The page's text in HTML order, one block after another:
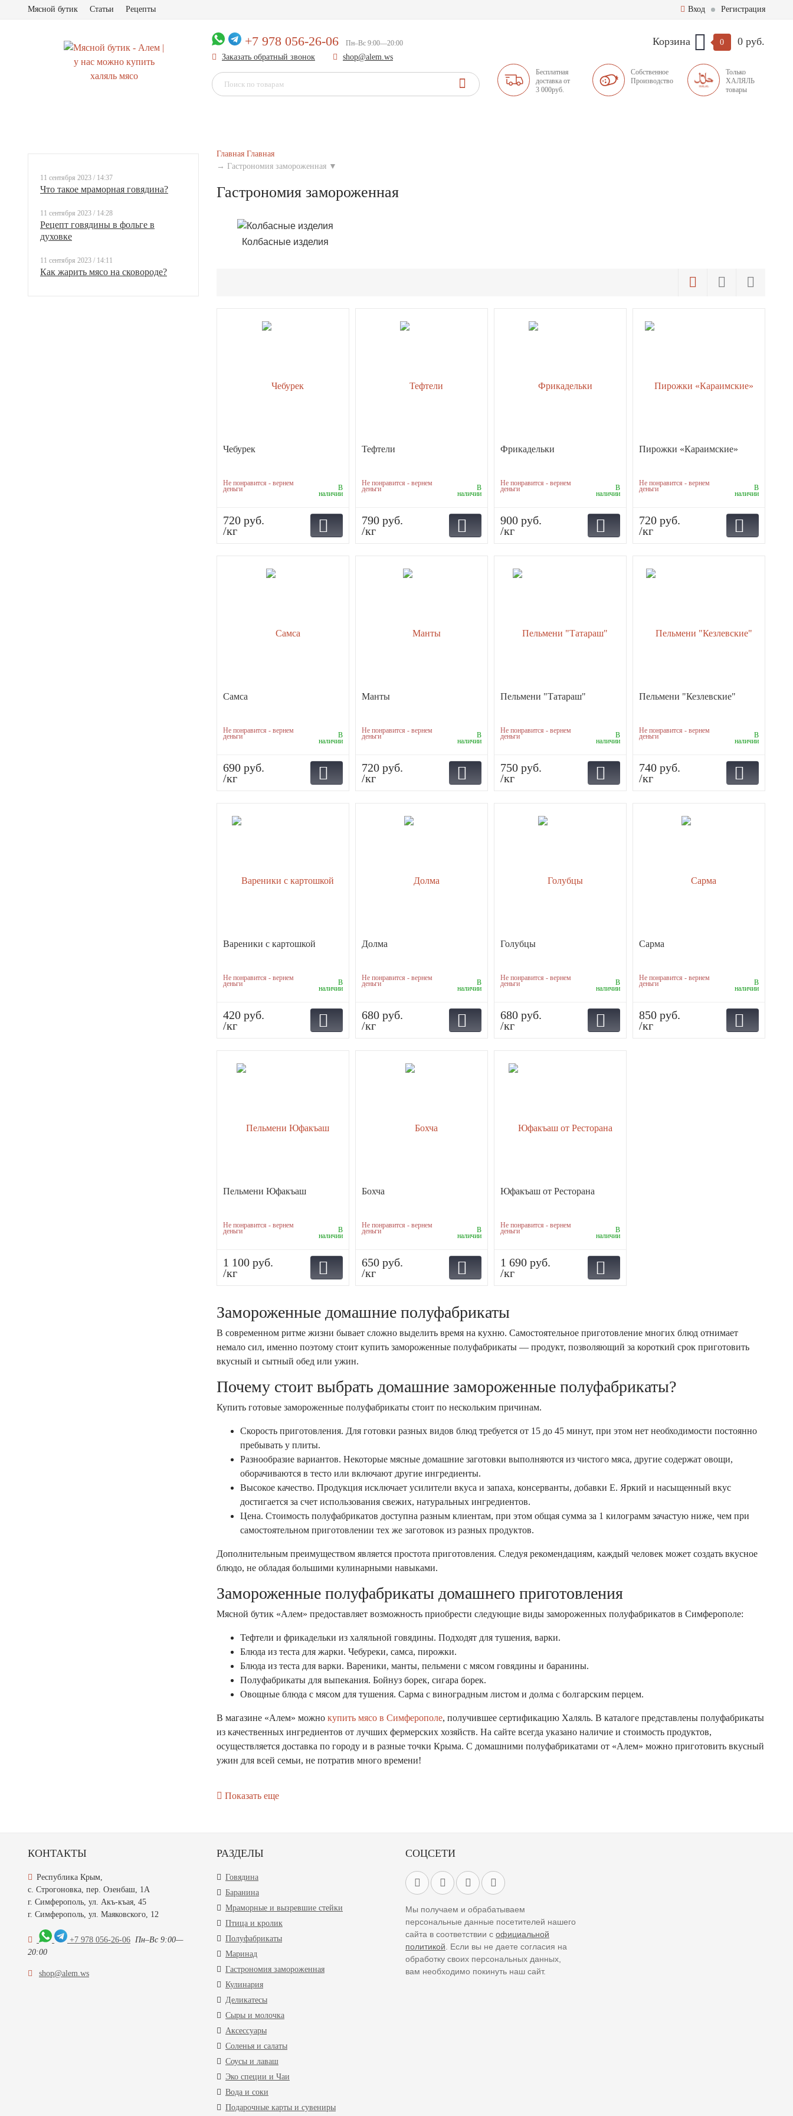
Мясной бутик Статьи Рецепты Вход Регистрация
+7 978 056-26-06 Пн–Вс 9:00—20:00
Заказать обратный звонок shop@alem.ws
Корзина 0 0 руб.
Бесплатная
доставка от
3 000руб.
Собственное
Производство
Только
ХАЛЯЛЬ
товары
11 сентября 2023 / 14:37
Что такое мраморная говядина?
11 сентября 2023 / 14:28
Рецепт говядины в фольге в
духовке
11 сентября 2023 / 14:11
Как жарить мясо на сковороде?
Главная Главная
→ Гастрономия замороженная ▼
Гастрономия замороженная
Колбасные изделия
Чебурек
Не понравится - вернем
деньги В
наличии
720 руб.
/кг
Тефтели
Не понравится - вернем
деньги В
наличии
790 руб.
/кг
Фрикадельки
Не понравится - вернем
деньги В
наличии
900 руб.
/кг
Пирожки «Караимские»
Не понравится - вернем
деньги В
наличии
720 руб.
/кг
Самса
Не понравится - вернем
деньги В
наличии
690 руб.
/кг
Манты
Не понравится - вернем
деньги В
наличии
720 руб.
/кг
Пельмени "Татараш"
Не понравится - вернем
деньги В
наличии
750 руб.
/кг
Пельмени "Кезлевские"
Не понравится - вернем
деньги В
наличии
740 руб.
/кг
Вареники с картошкой
Не понравится - вернем
деньги В
наличии
420 руб.
/кг
Долма
Не понравится - вернем
деньги В
наличии
680 руб.
/кг
Голубцы
Не понравится - вернем
деньги В
наличии
680 руб.
/кг
Сарма
Не понравится - вернем
деньги В
наличии
850 руб.
/кг
Пельмени Юфакъаш
Не понравится - вернем
деньги В
наличии
1 100 руб.
/кг
Бохча
Не понравится - вернем
деньги В
наличии
650 руб.
/кг
Юфакъаш от Ресторана
Не понравится - вернем
деньги В
наличии
1 690 руб.
/кг
Замороженные домашние полуфабрикаты
В современном ритме жизни бывает сложно выделить время на кухню. Самостоятельное приготовление многих блюд отнимает
немало сил, именно поэтому стоит купить замороженные полуфабрикаты — продукт, позволяющий за короткий срок приготовить
вкусный и сытный обед или ужин.
Почему стоит выбрать домашние замороженные полуфабрикаты?
Купить готовые замороженные полуфабрикаты стоит по нескольким причинам.
Скорость приготовления. Для готовки разных видов блюд требуется от 15 до 45 минут, при этом нет необходимости постоянно
пребывать у плиты.
Разнообразие вариантов. Некоторые мясные домашние заготовки выполняются из чистого мяса, другие содержат овощи,
оборачиваются в тесто или включают другие ингредиенты.
Высокое качество. Продукция исключает усилители вкуса и запаха, консерванты, добавки E. Яркий и насыщенный вкус
достигается за счет использования свежих, натуральных ингредиентов.
Цена. Стоимость полуфабрикатов доступна разным клиентам, при этом общая сумма за 1 килограмм зачастую ниже, чем при
самостоятельном приготовлении тех же заготовок из разных продуктов.
Дополнительным преимуществом является простота приготовления. Следуя рекомендациям, каждый человек может создать вкусное
блюдо, не обладая большими кулинарными навыками.
Замороженные полуфабрикаты домашнего приготовления
Мясной бутик «Алем» предоставляет возможность приобрести следующие виды замороженных полуфабрикатов в Симферополе:
Тефтели и фрикадельки из халяльной говядины. Подходят для тушения, варки.
Блюда из теста для жарки. Чебуреки, самса, пирожки.
Блюда из теста для варки. Вареники, манты, пельмени с мясом говядины и баранины.
Полуфабрикаты для выпекания. Бойнуз борек, сигара борек.
Овощные блюда с мясом для тушения. Сарма с виноградным листом и долма с болгарским перцем.
В магазине «Алем» можно купить мясо в Симферополе, получившее сертификацию Халяль. В каталоге представлены полуфабрикаты
из качественных ингредиентов от лучших фермерских хозяйств. На сайте всегда указано наличие и стоимость продуктов,
осуществляется доставка по городу и в разные точки Крыма. С домашними полуфабрикатами от «Алем» можно приготовить вкусный
ужин для всей семьи, не потратив много времени!
Показать еще
КОНТАКТЫ
Республика Крым,
с. Строгоновка, пер. Озенбаш, 1А
г. Симферополь, ул. Акъ-къая, 45
г. Симферополь, ул. Маяковского, 12
+7 978 056-26-06 Пн–Вс 9:00—
20:00
shop@alem.ws
РАЗДЕЛЫ
Говядина
Баранина
Мраморные и вызревшие стейки
Птица и кролик
Полуфабрикаты
Маринад
Гастрономия замороженная
Кулинария
Деликатесы
Сыры и молочка
Аксессуары
Соленья и салаты
Соусы и лаваш
Эко специи и Чаи
Вода и соки
Подарочные карты и сувениры
СОЦСЕТИ
Мы получаем и обрабатываем
персональные данные посетителей нашего
сайта в соответствии с официальной
политикой . Если вы не даете согласия на
обработку своих персональных данных,
вам необходимо покинуть наш сайт.